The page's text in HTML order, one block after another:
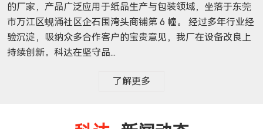
的厂家，产品广泛应用于纸品生产与包装领域，坐落于东莞
市万江区蚬涌社区企石围湾头商铺第 6 幢。 经过多年行业经
验沉淀，吸纳众多合作客户的宝贵意见，我厂在设备改良上
持续创新。科达在坚守品...
了解更多